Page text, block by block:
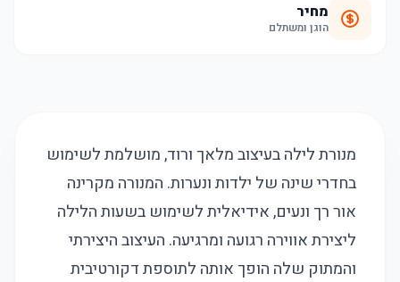
מחיר
הוגן ומשתלם
מנורת לילה בעיצוב מלאך ורוד, מושלמת לשימוש
בחדרי שינה של ילדות ונערות. המנורה מקרינה
אור רך ונעים, אידיאלית לשימוש בשעות הלילה
ליצירת אווירה רגועה ומרגיעה. העיצוב היצירתי
והמתוק שלה הופך אותה לתוספת דקורטיבית